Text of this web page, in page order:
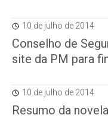
10 de julho de 2014
Conselho de
site da PM para
10 de julho de 2014
Resumo da